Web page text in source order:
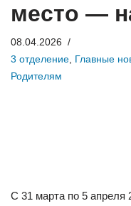
место —
08.04.2026
3 отделение, Главные
Родителям
С 31 марта по 5 апреля